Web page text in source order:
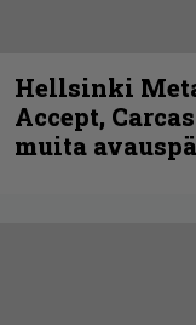
Hellsinki
Accept,
muita